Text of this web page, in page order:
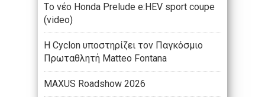
Tο νέο Honda Prelude e:HEV sport coupe
(video)
Η Cyclon υποστηρίζει τον Παγκόσμιο
Πρωταθλητή Matteo Fontana
MAXUS Roadshow 2026